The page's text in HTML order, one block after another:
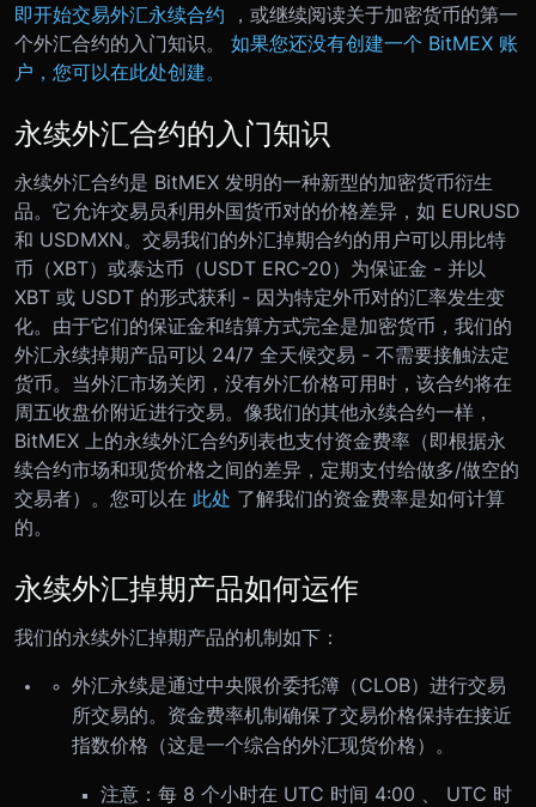
即开始交易外汇永续合约
，或继续阅读关于加密货币的第一
个外汇合约的入门知识。 如果您还没有创建一个 BitMEX 账
户，您可以在此处创建。
永续外汇合约的入门知识
永续外汇合约是 BitMEX 发明的一种新型的加密货币衍生
品。它允许交易员利用外国货币对的价格差异，如 EURUSD
和 USDMXN。 交易我们的外汇掉期合约的用户可以用比特
币（XBT）或泰达币（USDT ERC-20）为保证金 - 并以
XBT 或 USDT 的形式获利 - 因为特定外币对的汇率发生变
化。 由于它们的保证金和结算方式完全是加密货币，我们的
外汇永续掉期产品可以 24/7 全天候交易 - 不需要接触法定
货币。当外汇市场关闭，没有外汇价格可用时，该合约将在
周五收盘价附近进行交易。 像我们的其他永续合约一样，
BitMEX 上的永续外汇合约列表也支付资金费率（即根据永
续合约市场和现货价格之间的差异，定期支付给做多/做空的
交易者）。您可以在 此处 了解我们的资金费率是如何计算
的。
永续外汇掉期产品如何运作
我们的永续外汇掉期产品的机制如下：
外汇永续是通过中央限价委托簿（CLOB）进行交易
所交易的。资金费率机制确保了交易价格保持在接近
指数价格（这是一个综合的外汇现货价格）。
注意：每 8 个小时在 UTC 时间 4:00 、 UTC 时